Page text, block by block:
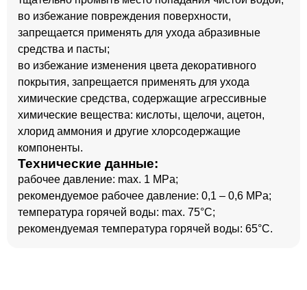
во избежание повреждения поверхности,
запрещается применять для ухода абразивные
средства и пасты;
во избежание изменения цвета декоративного
покрытия, запрещается применять для ухода
химические средства, содержащие агрессивные
химические вещества: кислоты, щелочи, ацетон,
хлорид аммония и другие хлорсодержащие
компоненты.
Технические данные:
рабочее давление: max. 1 MPa;
рекомендуемое рабочее давление: 0,1 – 0,6 MPa;
температура горячей воды: max. 75°C;
рекомендуемая температура горячей воды: 65°C.